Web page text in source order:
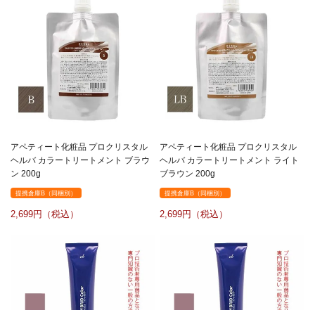
アペティート化粧品 プロクリスタル
ヘルバ カラートリートメント ブラウ
ン 200g
提携倉庫B（同梱別）
2,699
アペティート化粧品 プロクリスタル
ヘルバ カラートリートメント ライト
ブラウン 200g
提携倉庫B（同梱別）
2,699